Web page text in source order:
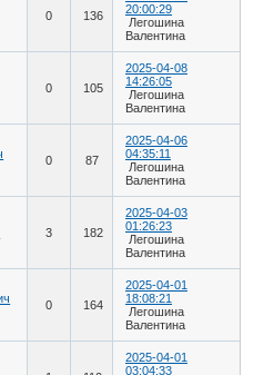
0 136
20:00:29
Легошина
Валентина
0 105
2025-04-08
14:26:05
Легошина
Валентина
0 87
2025-04-06
04:35:11
Легошина
Валентина
3 182
2025-04-03
01:26:23
Легошина
Валентина
0 164
2025-04-01
18:08:21
Легошина
Валентина
2025-04-01
03:04:33